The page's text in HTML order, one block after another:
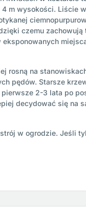
m wysokości. Liście
czemu
na
pędów. Starsze
2-3 lata po
decydować się na
w ogrodzie. Jeśli